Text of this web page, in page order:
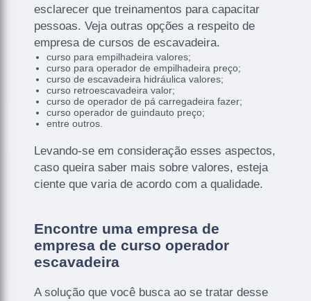
esclarecer que treinamentos para capacitar
pessoas. Veja outras opções a respeito de
empresa de cursos de escavadeira.
curso para empilhadeira valores;
curso para operador de empilhadeira preço;
curso de escavadeira hidráulica valores;
curso retroescavadeira valor;
curso de operador de pá carregadeira fazer;
curso operador de guindauto preço;
entre outros.
Levando-se em consideração esses aspectos,
caso queira saber mais sobre valores, esteja
ciente que varia de acordo com a qualidade.
Encontre uma empresa de
empresa de curso operador
escavadeira
A solução que você busca ao se tratar desse